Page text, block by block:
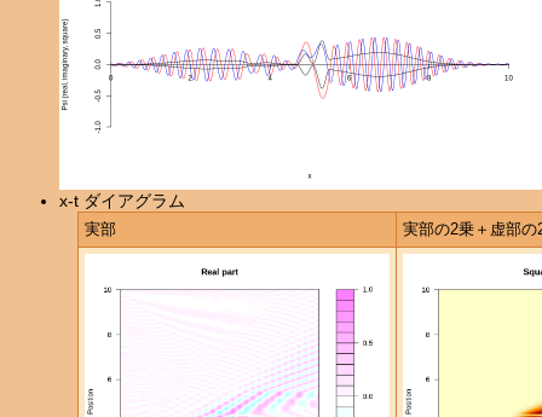
x-t ダイアグラム
実部 実部の2乗＋虚部の